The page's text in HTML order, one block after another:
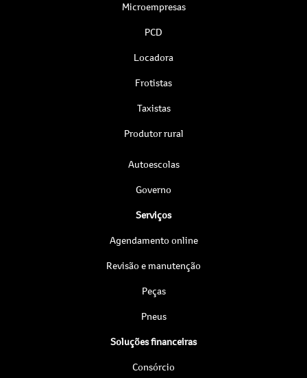
Microempresas
PCD
Locadora
Frotistas
Taxistas
Produtor rural
Autoescolas
Governo
Serviços
Agendamento online
Revisão e manutenção
Peças
Pneus
Soluções financeiras
Consórcio